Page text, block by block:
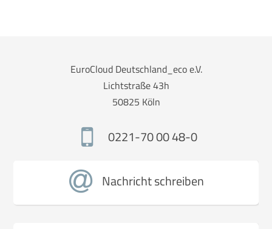
EuroCloud Deutschland_eco e.V.
Lichtstraße 43h
50825 Köln
0221-70 00 48-0
Nachricht schreiben